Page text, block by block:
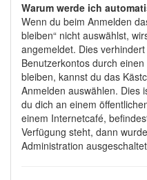
Warum werde ich
Wenn du beim Anmelden
bleiben“ nicht auswählst,
angemeldet. Dies
Benutzerkontos durch
bleiben, kannst du das
Anmelden auswählen. Dies
du dich an einem
einem Internetcafé,
Verfügung steht, dann
Administration